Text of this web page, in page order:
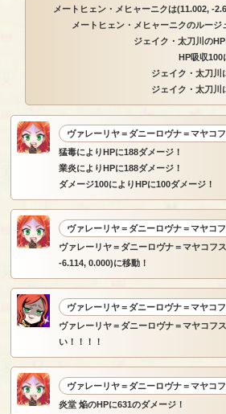
メートヒェン・メヒャーニクは(11.002, -
メートヒェン・メヒャーニクのルージ
ジェイク・太刀川の
HP吸収100
ジェイク・太刀川
ジェイク・太刀川
ヴァレーリヤ＝ダニーロヴナ＝マヤコ
猛毒によりHPに188ダメージ！
業炎によりHPに188ダメージ！
ダメージ100によりHPに100ダメージ！
ヴァレーリヤ＝ダニーロヴナ＝マヤコ
ヴァレーリヤ＝ダニーロヴナ＝マヤコフ
-6.114, 0.000)に移動！
ヴァレーリヤ＝ダニーロヴナ＝マヤコ
ヴァレーリヤ＝ダニーロヴナ＝マヤコフ
い！！！！
ヴァレーリヤ＝ダニーロヴナ＝マヤコ
炎堂 焔のHPに631のダメージ！